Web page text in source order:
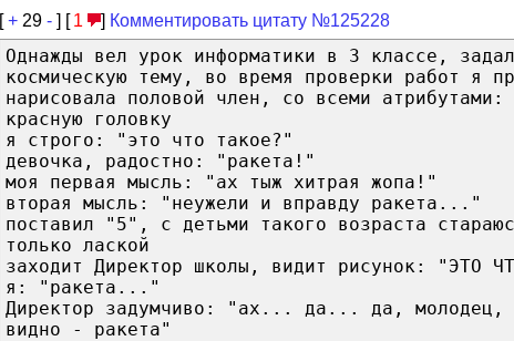
[+ 29 - ] [ 1 ] Комментировать цитату №125228
Однажды вел урок информатики в 3 классе,
космическую тему, во время проверки работ я
нарисовала половой член, со всеми
красную головку
я строго: "это что такое?"
девочка, радостно: "ракета!"
моя первая мысль: "ах тыж хитрая жопа!"
вторая мысль: "неужели и вправду ракета..."
поставил "5", с детьми такого возраста
только лаской
заходит Директор школы, видит рисунок: "ЭТО
я: "ракета..."
Директор задумчиво: "ах... да... да, молодец,
видно - ракета"